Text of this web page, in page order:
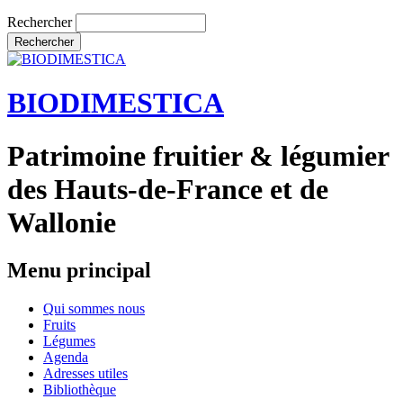
Rechercher
BIODIMESTICA
Patrimoine fruitier & légumier
des Hauts-de-France et de
Wallonie
Menu principal
Qui sommes nous
Fruits
Légumes
Agenda
Adresses utiles
Bibliothèque